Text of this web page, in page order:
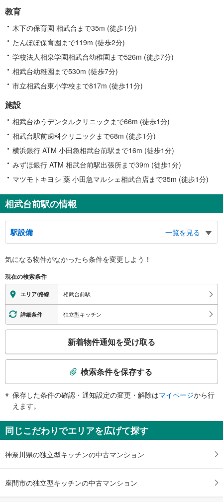
教育
木下の保育園 相武台まで35m (徒歩1分)
たんぽぽ保育園まで119m (徒歩2分)
学校法人相泉学園相武台幼稚園まで526m (徒歩7分)
相武台幼稚園まで530m (徒歩7分)
市立相武台東小学校まで817m (徒歩11分)
施設
相武台ゆうデンタルクリニックまで66m (徒歩1分)
相武台駅前歯科クリニックまで68m (徒歩1分)
横浜銀行 ATM 小田急相武台前駅まで16m (徒歩1分)
みずほ銀行 ATM 相武台前駅出張所まで39m (徒歩1分)
マツモトキヨシ 薬 小田急マルシェ相武台店まで35m (徒歩1分)
相武台前駅の情報
駅設備
一覧を見る
※段差なしでの移動経路
地上⇔改札⇔ホーム：○
エレベータ
・各ホーム⇔改札
・北口１Ｆ
・南口１Ｆ
トイレ
・改札内
気になる物件がなかったら条件を変更しよう！
現在の検索条件
エリア/路線 相武台前駅
詳細条件 独立型キッチン
検
知
を
け
・
新着物件通知を受け取る
検索条件を保存する
保存した条件の確認・通知設定の変更・解除はマイページから行
えます。
同じこだわりでエリアを広げて探す
神奈川県の独立型キッチンの中古マンション
座間市の独立型キッチンの中古マンション